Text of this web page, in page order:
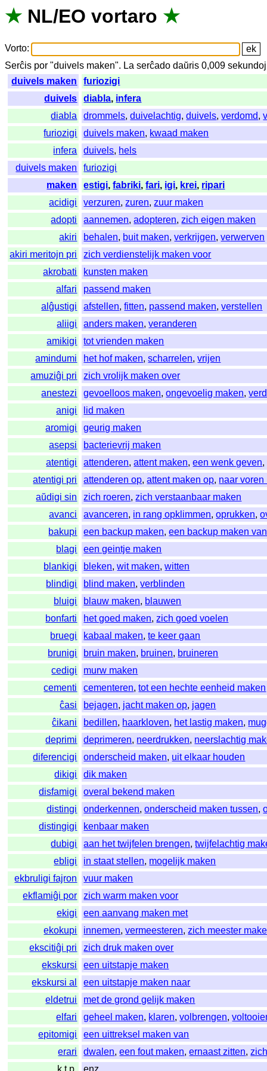
★ NL/EO vortaro ★
Vorto:
Serĉis por "duivels maken". La serĉado daŭris 0,009
duivels maken
furiozigi
duivels
diabla, infera
diabla
drommels,duivelachtig,duivels,verdomd,
furiozigi
duivels maken, kwaad maken
infera
duivels, hels
duivels maken
furiozigi
maken
estigi,fabriki,fari, igi, krei, ripari
acidigi
verzuren,zuren,zuur maken
adopti
aannemen,adopteren,zich eigen maken
akiri
behalen, buit maken,verkrijgen,verwerven
akiri meritojn pri
zich verdienstelijk maken voor
akrobati
kunsten maken
alfari
passend maken
alĝustigi
afstellen,fitten, passend maken,verstellen
aliigi
anders maken,veranderen
amikigi
tot vrienden maken
amindumi
het hof maken,scharrelen,vrijen
amuziĝi pri
zich vrolijk maken over
anestezi
gevoelloos maken,ongevoelig maken,
anigi
lid maken
aromigi
geurig maken
asepsi
bacterievrij maken
atentigi
attenderen,attent maken,een wenk geven,
atentigi pri
attenderen op,attent maken op, naar voren
aŭdigi sin
zich roeren,zich verstaanbaar maken
avanci
avanceren, in rang opklimmen,oprukken,
bakupi
een backup maken,een backup maken van
blagi
een geintje maken
blankigi
bleken,wit maken,witten
blindigi
blind maken,verblinden
bluigi
blauw maken, blauwen
bonfarti
het goed maken,zich goed voelen
bruegi
kabaal maken,te keer gaan
brunigi
bruin maken, bruinen, bruineren
cedigi
murw maken
cementi
cementeren,tot een hechte eenheid maken
ĉasi
bejagen, jacht maken op, jagen
ĉikani
bedillen, haarkloven, het lastig maken,
deprimi
deprimeren, neerdrukken, neerslachtig
diferencigi
onderscheid maken, uit elkaar houden
dikigi
dik maken
disfamigi
overal bekend maken
distingi
onderkennen,onderscheid maken tussen,
distingigi
kenbaar maken
dubigi
aan het twijfelen brengen,twijfelachtig
ebligi
in staat stellen, mogelijk maken
ekbruligi fajron
vuur maken
ekflamiĝi por
zich warm maken voor
ekigi
een aanvang maken met
ekokupi
innemen,vermeesteren,zich meester
ekscitiĝi pri
zich druk maken over
ekskursi
een uitstapje maken
ekskursi al
een uitstapje maken naar
eldetrui
met de grond gelijk maken
elfari
geheel maken, klaren,volbrengen,
epitomigi
een uittreksel maken van
erari
dwalen,een fout maken,ernaast zitten,